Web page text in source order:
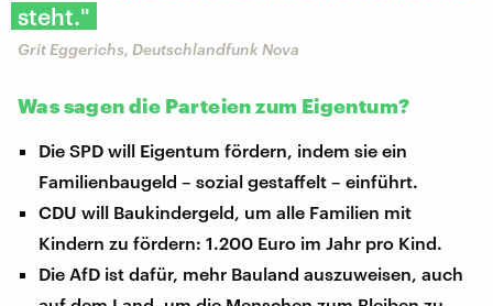
steht."
Grit Eggerichs, Deutschlandfunk Nova
Was sagen die Parteien zum Eigentum?
Die SPD will Eigentum fördern, indem sie ein
Familienbaugeld – sozial gestaffelt – einführt.
CDU will Baukindergeld, um alle Familien mit
Kindern zu fördern: 1.200 Euro im Jahr pro Kind.
Die AfD ist dafür, mehr Bauland auszuweisen, auch